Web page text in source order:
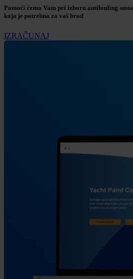
Pomoći ćemo Vam pri izboru antifouling
koja je potrebna za vaš brod
IZRAČUNAJ